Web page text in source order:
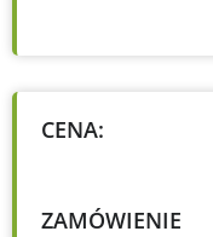
CENA:
ZAMÓWIENIE